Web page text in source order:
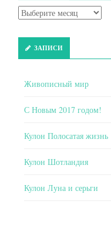
ЗАПИСИ
Живописный мир
С Новым 2017 годом!
Кулон Полосатая жизнь
Кулон Шотландия
Кулон Луна и серьги